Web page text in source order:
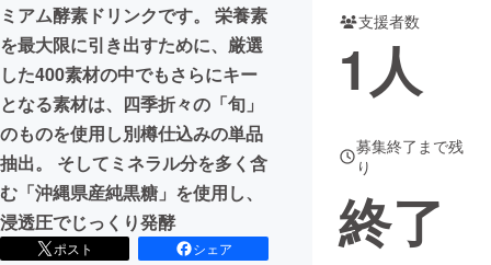
CAMPFIRE for Social Good CAMPFIRE Creation
CAMPFIREふるさと納税machi-ya コミュニティ
ミアム酵素ドリンクです。 栄養素
を最大限に引き出すために、厳選
した400素材の中でもさらにキー
となる素材は、四季折々の「旬」
のものを使用し別樽仕込みの単品
抽出。 そしてミネラル分を多く含
む「沖縄県産純黒糖」を使用し、
浸透圧でじっくり発酵
ポスト
シェア
支援者数
1人
募集終了まで残
り
終了